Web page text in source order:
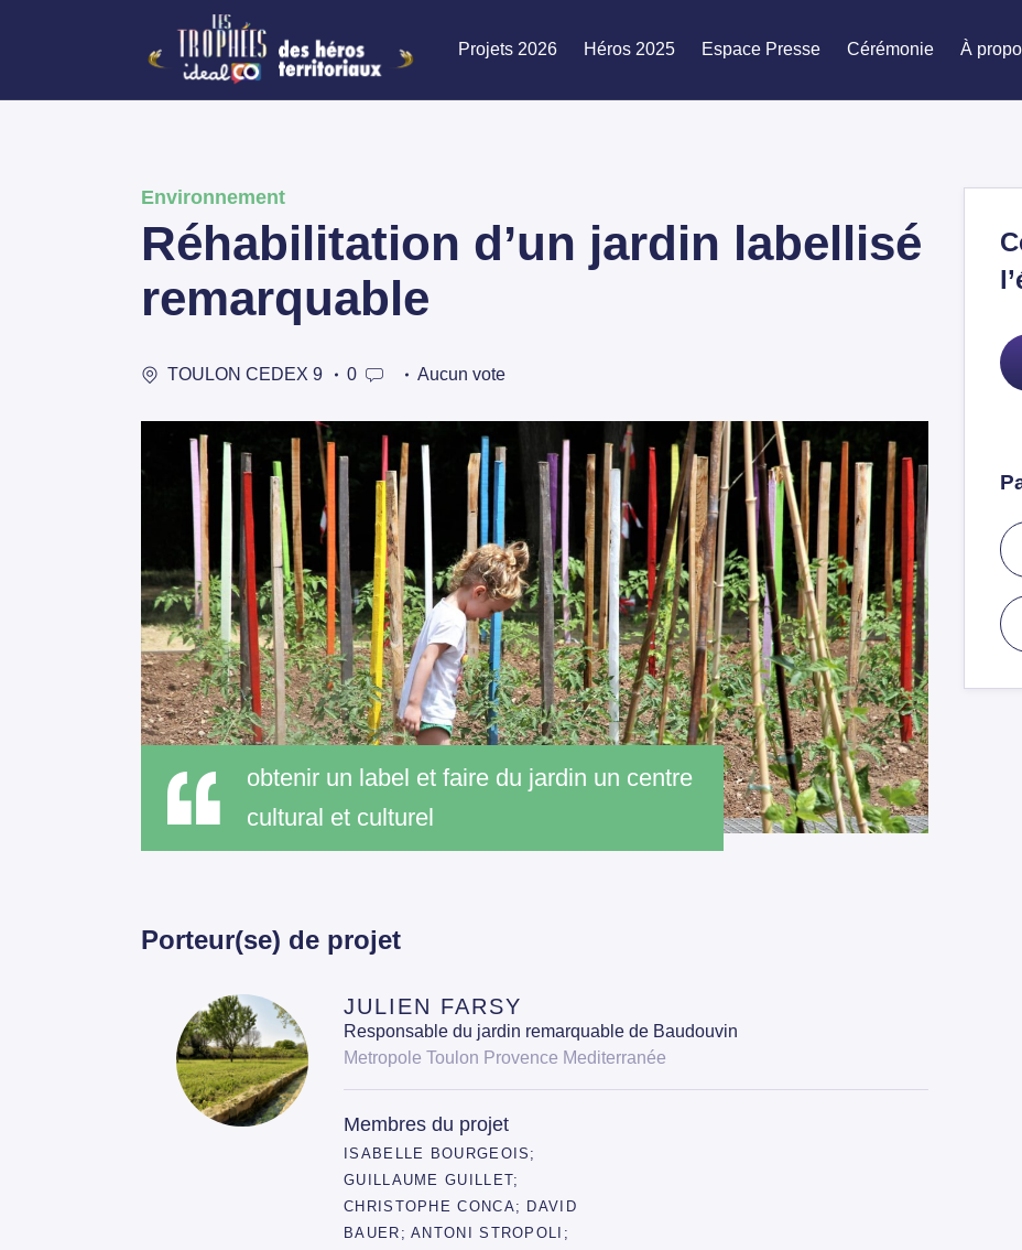
Projets 2026 Héros 2025 Espace Presse Cérémonie À
Environnement
Réhabilitation d’un jardin labellisé
remarquable
TOULON CEDEX 9 0 Aucun vote
obtenir un label et faire du jardin un centre
cultural et culturel
Porteur(se) de projet
JULIEN FARSY
Responsable du jardin remarquable de Baudouvin
Metropole Toulon Provence Mediterranée
Membres du projet
ISABELLE BOURGEOIS;
GUILLAUME GUILLET;
CHRISTOPHE CONCA; DAVID
BAUER; ANTONI STROPOLI;